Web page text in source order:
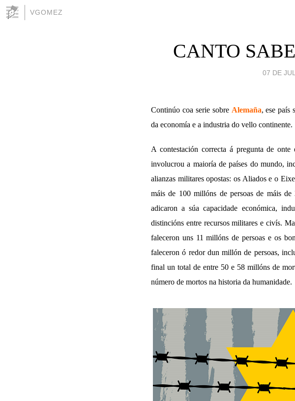
VGOMEZ
CANTO
07 DE
Continúo coa serie sobre Alemaña, ese país
da economía e a industria do vello continente.
A contestación correcta á pregunta de
involucrou a maioría de países do mundo,
alianzas militares opostas: os Aliados e o
máis de 100 millóns de persoas de máis
adicaron a súa capacidade económica,
distincións entre recursos militares e civís.
faleceron uns 11 millóns de persoas e os
faleceron ó redor dun millón de persoas,
final un total de entre 50 e 58 millóns de
número de mortos na historia da humanidade.